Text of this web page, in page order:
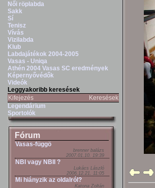
Női röplabda
Sakk
Sí
Tenisz
Vívás
Vizilabda
Klub
Labdajátékok 2004-2005
Vasas - Uniqa
Athén 2004 Vasas SC eredmények
Képernyővédők
Videók
Leggyakoribb keresések
Kifejezés
Keresések
Legendárium
Sportolók
Fórum
Vasas-függö
brenner balázs
2007.01.10. 19:39
NBI vagy NBII ?
Lukács László
2006.12.21. 11:05
Mi hiányzik az oldalról?
Katona Zoltán